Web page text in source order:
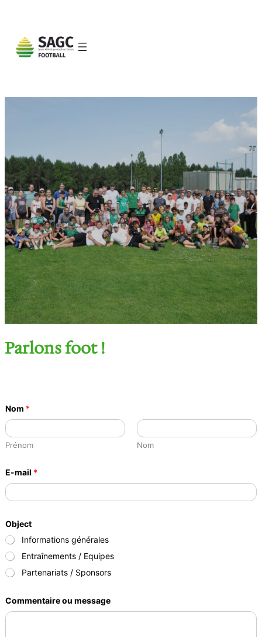
Parlons foot !
Nom *
Prénom Nom
E-mail *
Object
Informations générales
Entraînements / Equipes
Partenariats / Sponsors
Commentaire ou message